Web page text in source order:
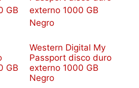
GB
Western Digital My
Passport disco duro
externo 1000 GB
Negro